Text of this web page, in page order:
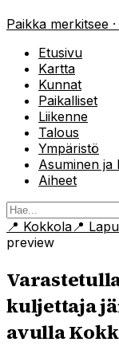
Paikka merkitsee
Etusivu
Kartta
Kunnat
Paikalliset
Liikenne
Talous
Ympäristö
Asuminen ja
Aiheet
📍 Kokkola 📍
preview
kuljettaja
avulla